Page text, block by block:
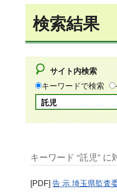
検索結果
サイト内検索
キーワードで検索
キーワード “託児” に
[PDF] 告 示 埼玉県監査